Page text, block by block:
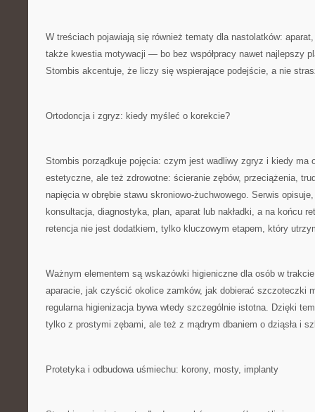
W treściach pojawiają się również tematy dla nastolatków:
także kwestia motywacji — bo bez współpracy nawet najlepszy
Stombis akcentuje, że liczy się wspierające podejście, a nie
Ortodoncja i zgryz: kiedy myśleć o korekcie?
Stombis porządkuje pojęcia: czym jest wadliwy zgryz i kiedy ma
estetyczne, ale też zdrowotne: ścieranie zębów, przeciążenia,
napięcia w obrębie stawu skroniowo-żuchwowego. Serwis
konsultacja, diagnostyka, plan, aparat lub nakładki, a na końcu
retencja nie jest dodatkiem, tylko kluczowym etapem, który
Ważnym elementem są wskazówki higieniczne dla osób w
aparacie, jak czyścić okolice zamków, jak dobierać szczoteczki
regularna higienizacja bywa wtedy szczególnie istotna. Dzięki
tylko z prostymi zębami, ale też z mądrym dbaniem o dziąsła i
Protetyka i odbudowa uśmiechu: korony, mosty, implanty